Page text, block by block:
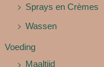
Sprays en Crèmes
Wassen
Voeding
Maaltijd